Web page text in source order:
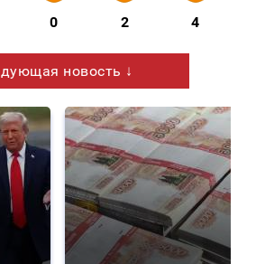
0 2 4
новость ↓